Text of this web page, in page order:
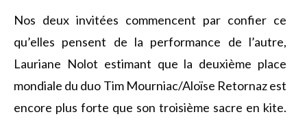
Nos deux invitées commencent par confier ce
qu’elles pensent de la performance de l’autre,
Lauriane Nolot estimant que la deuxième place
mondiale du duo Tim Mourniac/Aloïse Retornaz est
encore plus forte que son troisième sacre en kite.